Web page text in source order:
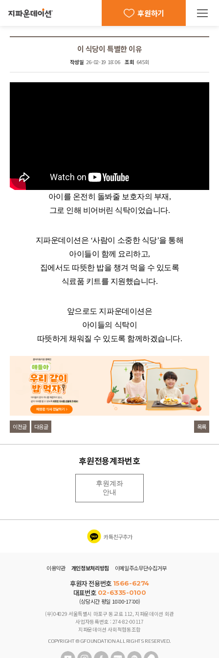
후원하기
이 식당이 특별한 이유
작성일 26-02-19 18:06 조회 645회
아이를 온전히 돌봐줄 보호자의 부재,
그로 인해 비어버린 식탁이었습니다.
지파운데이션은 ‘사람이 소중한 식당’을 통해
아이들이 함께 요리하고,
집에서도 따뜻한 밥을 챙겨 먹을 수 있도록
식료품 키트를 지원했습니다.
앞으로도 지파운데이션은
아이들의 식탁이
따뜻하게 채워질 수 있도록 함께하겠습니다.
이전글 다음글 목록
후원전용계좌번호
후원계좌
안내
카톡친구추가
이용약관 개인정보처리방침 이메일주소무단수집거부
후원자 전용번호 1566-6274
대표번호 02-6335-0100
(상담시간 평일 10:00-17:00)
(우)04029 서울특별시 마포구 동교로 112, 지파운데이션 회관
사업자등록번호 : 274-82-00117
지파운데이션 사회적협동조합
COPYRIGHT © GFOUNDATION ALL RIGHTS RESERVED.